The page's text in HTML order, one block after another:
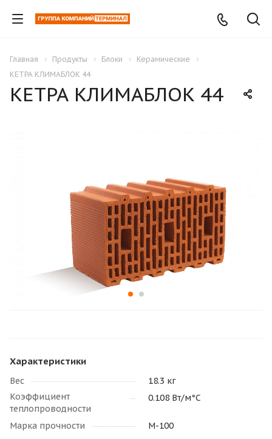
Главная Продукты Блоки
Керамические
КЕТРА КЛИМАБЛОК 44
КЕТРА КЛИМАБЛОК 44
Характеристики
Вес
18.3 кг
Коэффициент
теплопроводности
0.108 Вт/м°С
Марка прочности M-100